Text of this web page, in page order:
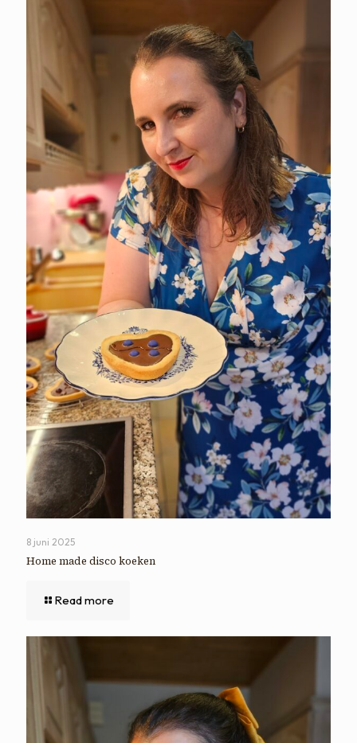
8 juni 2025
Home made disco koeken
Read more